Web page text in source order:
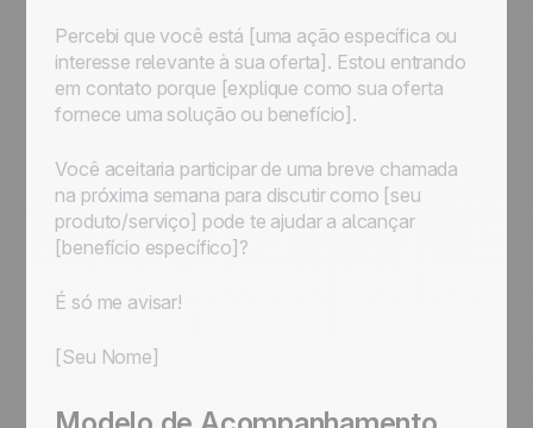
Percebi que você está [uma ação específica ou
interesse relevante à sua oferta]. Estou entrando
em contato porque [explique como sua oferta
fornece uma solução ou benefício].
Você aceitaria participar de uma breve chamada
na próxima semana para discutir como [seu
produto/serviço] pode te ajudar a alcançar
[benefício específico]?
É só me avisar!
[Seu Nome]